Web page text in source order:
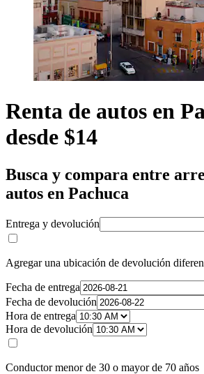
Renta de autos en
desde $14
Busca y compara entre
autos en Pachuca
Entrega y devolución
Agregar una ubicación de devolución
Fecha de entrega
Fecha de devolución
Hora de entrega
Hora de devolución
Conductor menor de 30 o mayor de 70 años